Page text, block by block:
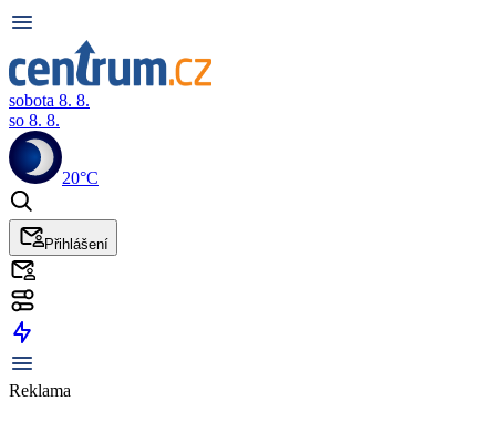
sobota 8. 8.
so 8. 8.
20°C
Přihlášení
Reklama